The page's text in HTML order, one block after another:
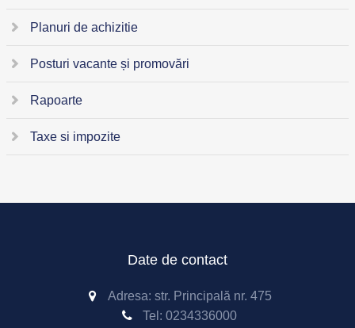
Planuri de achizitie
Posturi vacante și promovări
Rapoarte
Taxe si impozite
Date de contact
Adresa: str. Principală nr. 475
Tel: 0234336000